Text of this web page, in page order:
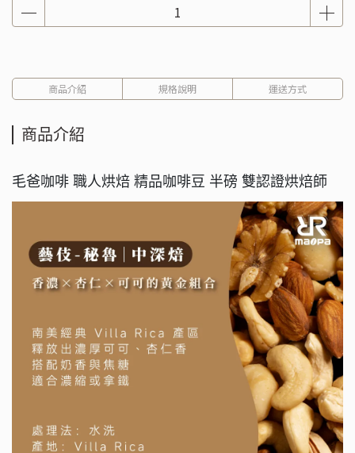
商品介紹 規格說明 運送方式
商品介紹
毛爸咖啡 職人烘焙 精品咖啡豆 半磅 雙認證烘焙師